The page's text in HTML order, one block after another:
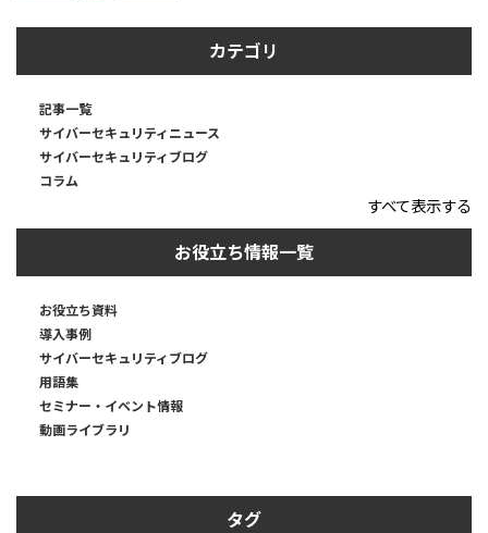
カテゴリ
記事一覧
サイバーセキュリティニュース
サイバーセキュリティブログ
コラム
すべて表示する
お役立ち情報一覧
お役立ち資料
導入事例
サイバーセキュリティブログ
用語集
セミナー・イベント情報
動画ライブラリ
タグ